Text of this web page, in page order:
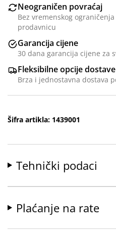
Neograničen povraćaj
Bez vremenskog
prodavnicu
Garancija cijene
30 dana garancija cijene za
Fleksibilne opcije dostave
Brza i jednostavna dostava
Šifra artikla: 1439001
Tehnički podaci
Plaćanje na rate